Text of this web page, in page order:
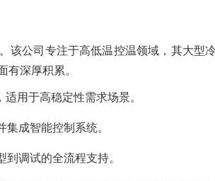
该公司专注于高低温控温领域，其大型
深厚积累。
用于高稳定性需求场景。
成智能控制系统。
调试的全流程支持。